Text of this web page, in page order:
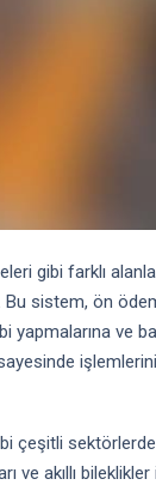
gibi farklı
sistem, ön
yapmalarına ve
çeşitli sektörlerde
ve akıllı